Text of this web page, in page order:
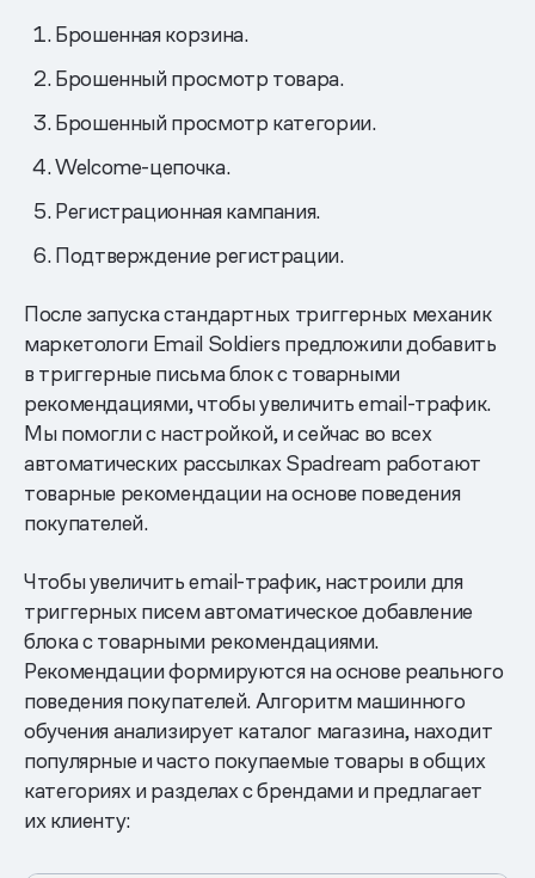
Брошенная корзина.
Брошенный просмотр товара.
Брошенный просмотр категории.
Welcome-цепочка.
Регистрационная кампания.
Подтверждение регистрации.
После запуска стандартных триггерных механик
маркетологи Email Soldiers предложили добавить
в триггерные письма блок с товарными
рекомендациями, чтобы увеличить email-трафик.
Мы помогли с настройкой, и сейчас во всех
автоматических рассылках Spadream работают
товарные рекомендации на основе поведения
покупателей.
Чтобы увеличить email-трафик, настроили для
триггерных писем автоматическое добавление
блока с товарными рекомендациями.
Рекомендации формируются на основе реального
поведения покупателей. Алгоритм машинного
обучения анализирует каталог магазина, находит
популярные и часто покупаемые товары в общих
категориях и разделах с брендами и предлагает
их клиенту: